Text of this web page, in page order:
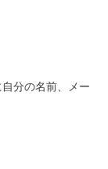
分の名前、メー